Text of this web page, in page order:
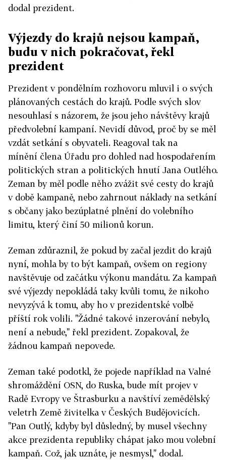
dodal prezident.
Výjezdy do krajů nejsou kampaň,
budu v nich pokračovat, řekl
prezident
Prezident v pondělním rozhovoru mluvil i o svých
plánovaných cestách do krajů. Podle svých slov
nesouhlasí s názorem, že jsou jeho návštěvy krajů
předvolební kampaní. Nevidí důvod, proč by se měl
vzdát setkání s obyvateli. Reagoval tak na
mínění člena Úřadu pro dohled nad hospodařením
politických stran a politických hnutí Jana Outlého.
Zeman by měl podle něho zvážit své cesty do krajů
v době kampaně, nebo zahrnout náklady na setkání
s občany jako bezúplatné plnění do volebního
limitu, který činí 50 milionů korun.
Zeman zdůraznil, že pokud by začal jezdit do krajů
nyní, mohla by to být kampaň, ovšem on regiony
navštěvuje od začátku výkonu mandátu. Za kampaň
své výjezdy nepokládá taky kvůli tomu, že nikoho
nevyzývá k tomu, aby ho v prezidentské volbě
příští rok volili. "Žádné takové inzerování nebylo,
není a nebude," řekl prezident. Zopakoval, že
žádnou kampaň nepovede.
Zeman také podotkl, že pojede například na Valné
shromáždění OSN, do Ruska, bude mít projev v
Radě Evropy ve Štrasburku a navštíví zemědělský
veletrh Země živitelka v Českých Budějovicích.
"Pan Outlý, kdyby byl důsledný, by musel všechny
akce prezidenta republiky chápat jako mou volební
kampaň. Což, jak uznáte, je nesmysl," dodal.